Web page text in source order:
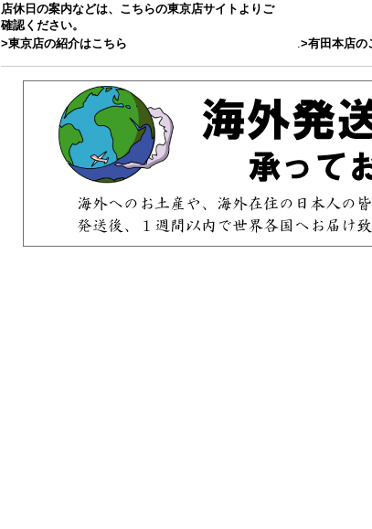
店休日の案内などは、こちらの東京店サイトよりご
確認ください。
>東京店の紹介はこちら .>有田本店の